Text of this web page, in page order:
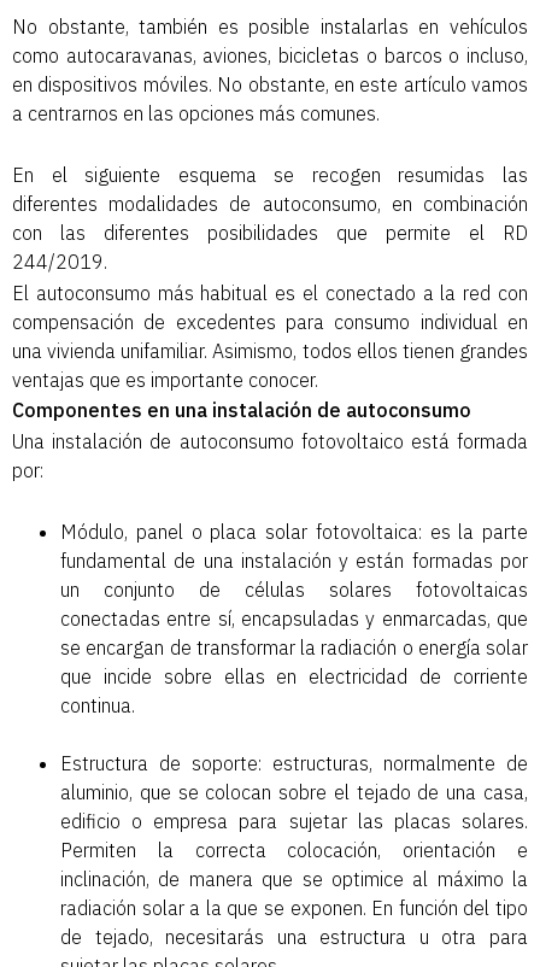
No obstante, también es posible instalarlas en vehículos
como autocaravanas, aviones, bicicletas o barcos o incluso,
en dispositivos móviles. No obstante, en este artículo vamos
a centrarnos en las opciones más comunes.
En el siguiente esquema se recogen resumidas las
diferentes modalidades de autoconsumo, en combinación
con las diferentes posibilidades que permite el RD
244/2019.
El autoconsumo más habitual es el conectado a la red con
compensación de excedentes para consumo individual en
una vivienda unifamiliar. Asimismo, todos ellos tienen grandes
ventajas que es importante conocer.
Componentes en una instalación de autoconsumo
Una instalación de autoconsumo fotovoltaico está formada
por:
Módulo, panel o placa solar fotovoltaica: es la parte
fundamental de una instalación y están formadas por
un conjunto de células solares fotovoltaicas
conectadas entre sí, encapsuladas y enmarcadas, que
se encargan de transformar la radiación o energía solar
que incide sobre ellas en electricidad de corriente
continua.
Estructura de soporte: estructuras, normalmente de
aluminio, que se colocan sobre el tejado de una casa,
edificio o empresa para sujetar las placas solares.
Permiten la correcta colocación, orientación e
inclinación, de manera que se optimice al máximo la
radiación solar a la que se exponen. En función del tipo
de tejado, necesitarás una estructura u otra para